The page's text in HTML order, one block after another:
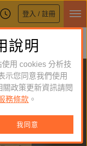
登入 / 註冊
說明
用 cookies 分析技
示您同意我們使用
政策更新資訊請閱
務條款 。
我同意